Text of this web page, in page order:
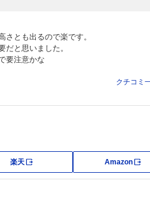
とも出るので楽です。
と思いました。
要注意かな
クチコミ
楽天 Amazon